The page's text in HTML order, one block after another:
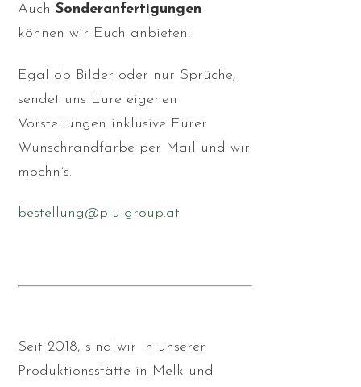
AuchSonderanfertigungen
können wir Euch anbieten!
Egal ob Bilder oder nur Sprüche,
sendet uns Eure eigenen
Vorstellungen inklusive Eurer
Wunschrandfarbe per Mail und wir
mochn´s.
bestellung@plu-group.at
Seit 2018, sind wir in unserer
Produktionsstätte in Melk und